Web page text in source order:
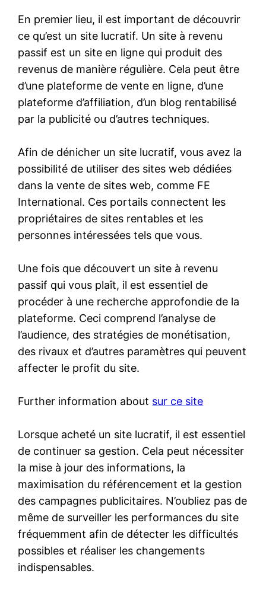
En premier lieu, il est important de découvrir
ce qu’est un site lucratif. Un site à revenu
passif est un site en ligne qui produit des
revenus de manière régulière. Cela peut être
d’une plateforme de vente en ligne, d’une
plateforme d’affiliation, d’un blog rentabilisé
par la publicité ou d’autres techniques.
Afin de dénicher un site lucratif, vous avez la
possibilité de utiliser des sites web dédiées
dans la vente de sites web, comme FE
International. Ces portails connectent les
propriétaires de sites rentables et les
personnes intéressées tels que vous.
Une fois que découvert un site à revenu
passif qui vous plaît, il est essentiel de
procéder à une recherche approfondie de la
plateforme. Ceci comprend l’analyse de
l’audience, des stratégies de monétisation,
des rivaux et d’autres paramètres qui peuvent
affecter le profit du site.
Further information about sur ce site
Lorsque acheté un site lucratif, il est essentiel
de continuer sa gestion. Cela peut nécessiter
la mise à jour des informations, la
maximisation du référencement et la gestion
des campagnes publicitaires. N’oubliez pas de
même de surveiller les performances du site
fréquemment afin de détecter les difficultés
possibles et réaliser les changements
indispensables.